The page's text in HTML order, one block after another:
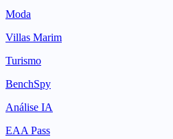
Moda
Villas Marim
Turismo
BenchSpy
Análise IA
EAA Pass